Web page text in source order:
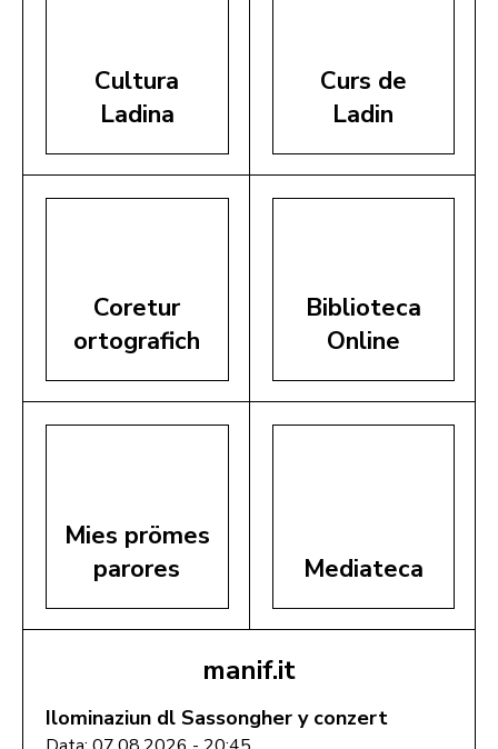
Cultura
Ladina
Curs de
Ladin
Coretur
ortografich
Biblioteca
Online
Mies prömes
parores
Mediateca
manif.it
Ilominaziun dl Sassongher y conzert